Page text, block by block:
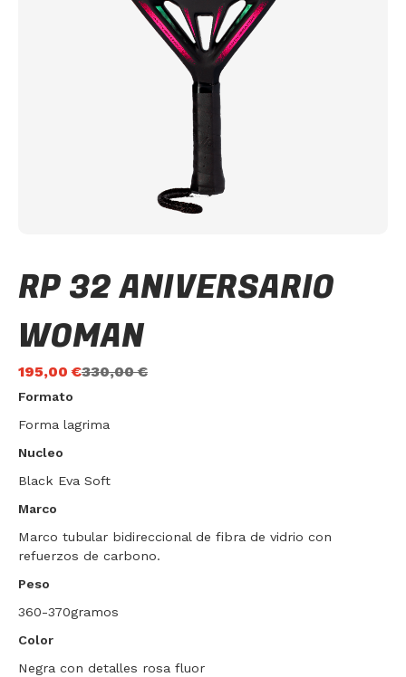
RP 32 ANIVERSARIO
WOMAN
330,00€
195,00€
Formato
Forma lagrima
Nucleo
Black Eva Soft
Marco
Marco tubular bidireccional de fibra de vidrio con
refuerzos de carbono.
Peso
360-370gramos
Color
Negra con detalles rosa fluor